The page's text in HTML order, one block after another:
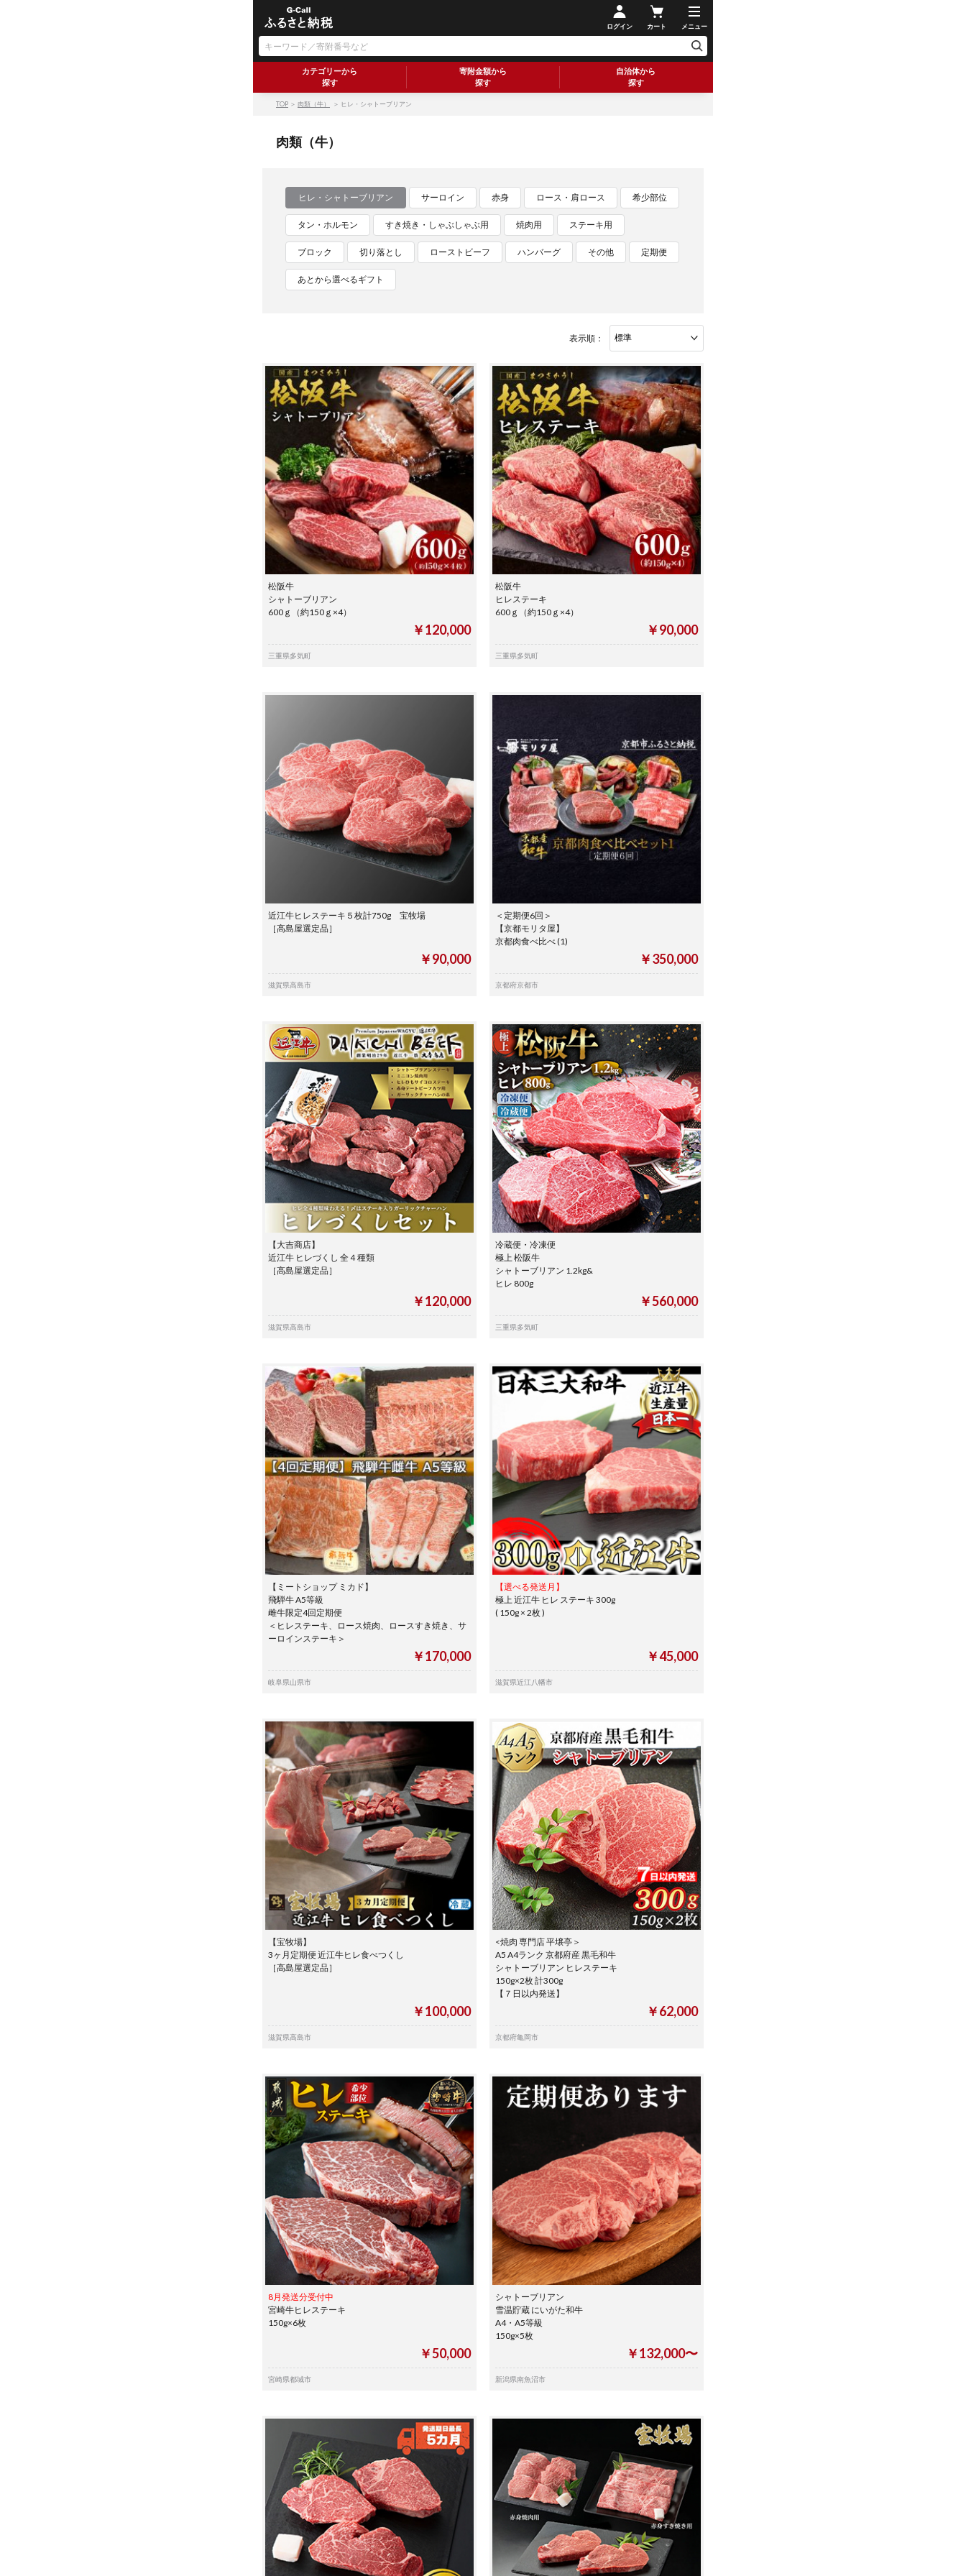
ログイン カート メニュー
カテゴリーから
探す
寄附金額から
探す
自治体から
探す
TOP ＞ 肉類（牛） ＞ ヒレ・シャトーブリアン
肉類（牛）
ヒレ・シャトーブリアン サーロイン 赤身 ロース・肩ロース 希少部位
タン・ホルモン すき焼き・しゃぶしゃぶ用 焼肉用 ステーキ用
ブロック 切り落とし ローストビーフ ハンバーグ その他 定期便
あとから選べるギフト
表示順：
松阪牛
シャトーブリアン
600ｇ（約150ｇ×4）
￥120,000
三重県多気町
松阪牛
ヒレステーキ
600ｇ（約150ｇ×4）
￥90,000
三重県多気町
近江牛ヒレステーキ５枚計750g 宝牧場
［高島屋選定品］
￥90,000
滋賀県高島市
＜定期便6回＞
【京都モリタ屋】
京都肉食べ比べ (1)
￥350,000
京都府京都市
【大吉商店】
近江牛 ヒレづくし 全４種類
［高島屋選定品］
￥120,000
滋賀県高島市
冷蔵便・冷凍便
極上 松阪牛
シャトーブリアン 1.2kg&
ヒレ 800g
￥560,000
三重県多気町
【ミートショップ ミカド】
飛騨牛 A5等級
雌牛限定4回定期便
＜ヒレステーキ、ロース焼肉、ロースすき焼き、サ
ーロインステーキ＞
￥170,000
岐阜県山県市
【選べる発送月】
極上 近江牛 ヒレ ステーキ 300g
( 150g × 2枚 )
￥45,000
滋賀県近江八幡市
【宝牧場】
3ヶ月定期便 近江牛ヒレ食べつくし
［高島屋選定品］
￥100,000
滋賀県高島市
<焼肉 専門店 平壌亭＞
A5 A4ランク 京都府産 黒毛和牛
シャトーブリアン ヒレステーキ
150g×2枚 計300g
【７日以内発送】
￥62,000
京都府亀岡市
8月発送分受付中
宮崎牛ヒレステーキ
150g×6枚
￥50,000
宮崎県都城市
シャトーブリアン
雪温貯蔵 にいがた和牛
A4・A5等級
150g×5枚
￥132,000〜
新潟県南魚沼市